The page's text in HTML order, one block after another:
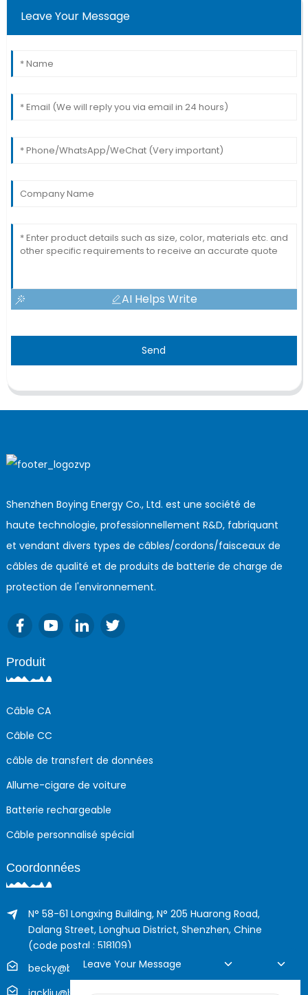
Leave Your Message
AI Helps Write
Send
Shenzhen Boying Energy Co., Ltd. est une société de
haute technologie, professionnellement R&D, fabriquant
et vendant divers types de câbles/cordons/faisceaux de
câbles de qualité et de produits de batterie de charge de
protection de l'environnement.
Produit
Câble CA
Câble CC
câble de transfert de données
Allume-cigare de voiture
Batterie rechargeable
Câble personnalisé spécial
Coordonnées
N° 58-61 Longxing Building, N° 205 Huarong Road,
Dalang Street, Longhua District, Shenzhen, Chine
(code postal : 518109)
becky@boyingcable.com
Leave Your Message